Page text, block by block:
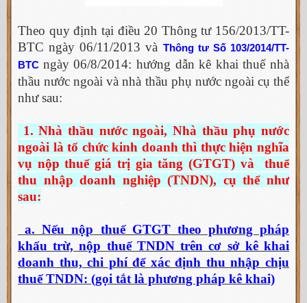
Theo quy định tại điều 20 Thông tư 156/2013/TT-
BTC ngày 06/11/2013 và Thông tư Số 103/2014/TT-
BTC ngày 06/8/2014: hướng dẫn kê khai thuế nhà
thầu nước ngoài và nhà thầu phụ nước ngoài cụ thể
như sau:
1. Nhà thầu nước ngoài, Nhà thầu phụ nước
ngoài là tổ chức kinh doanh thì thực hiện nghĩa
vụ nộp thuế giá trị gia tăng (GTGT) và thuế
thu nhập doanh nghiệp (TNDN), cụ thể như
sau:
a. Nếu nộp thuế GTGT theo phương pháp
khấu trừ, nộp thuế TNDN trên cơ sở kê khai
doanh thu, chi phí để xác định thu nhập chịu
thuế TNDN: (gọi tắt là phương pháp kê khai)